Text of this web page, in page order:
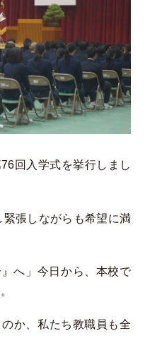
回入学式を挙行しまし
張しながらも希望に満
へ」今日から、本校で
か、私たち教職員も全